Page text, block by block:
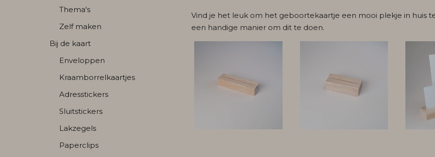
Thema's
Zelf maken
Bij de kaart
Enveloppen
Kraamborrelkaartjes
Adresstickers
Sluitstickers
Lakzegels
Paperclips
Vind je het leuk om het geboortekaartje een mooi plekje in huis
een handige manier om dit te doen.